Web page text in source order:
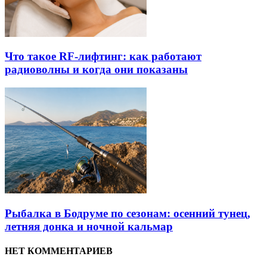
Что такое RF-лифтинг: как работают
радиоволны и когда они показаны
Рыбалка в Бодруме по сезонам: осенний тунец,
летняя донка и ночной кальмар
НЕТ КОММЕНТАРИЕВ